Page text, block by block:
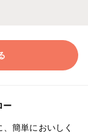
ー
簡単においしく